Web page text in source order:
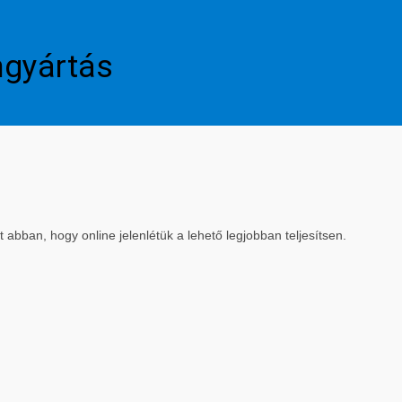
hogy online jelenlétük a lehető legjobban teljesítsen.